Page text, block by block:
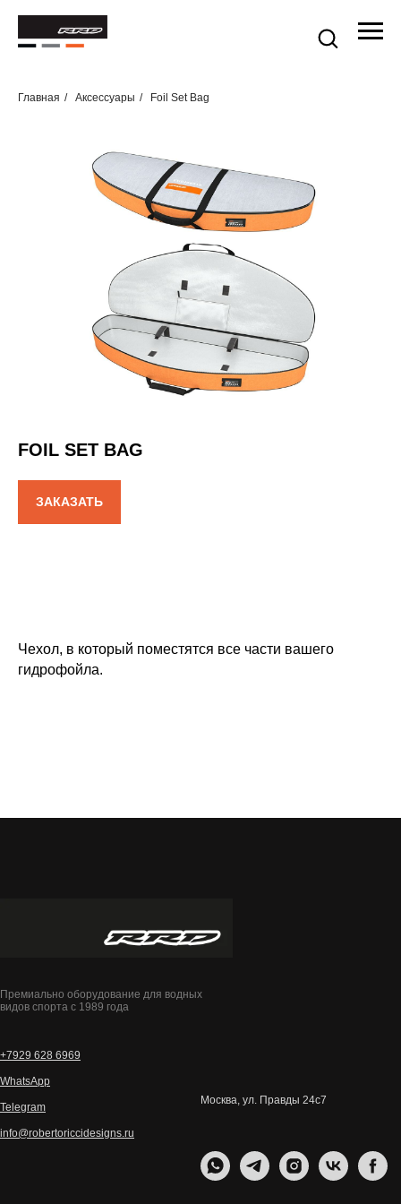
Главная / Аксессуары / Foil Set Bag
FOIL SET BAG
ЗАКАЗАТЬ
Чехол, в который поместятся все части вашего
гидрофойла.
Премиально оборудование для водных
видов спорта с 1989 года
+7929 628 6969
WhatsApp
Telegram
info@robertoriccidesigns.ru
Москва, ул. Правды 24с7